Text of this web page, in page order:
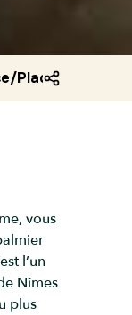
/Place du
vous
l’un
Nîmes
plus